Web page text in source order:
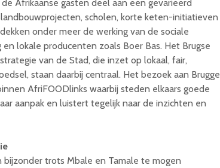
Afrikaanse gasten deel aan een gevarieerd
scholen, korte keten-initiatieven
onder meer de werking van de sociale
lokale producenten zoals Boer Bas. Het Brugse
van de Stad, die inzet op lokaal, fair,
staan daarbij centraal. Het bezoek aan Brugge
AfriFOODlinks waarbij steden elkaars goede
aanpak en luistert tegelijk naar de inzichten en
bijzonder trots Mbale en Tamale te mogen